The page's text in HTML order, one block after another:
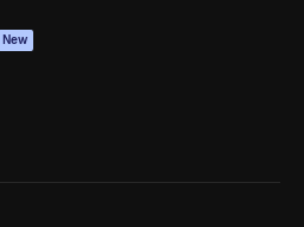
New